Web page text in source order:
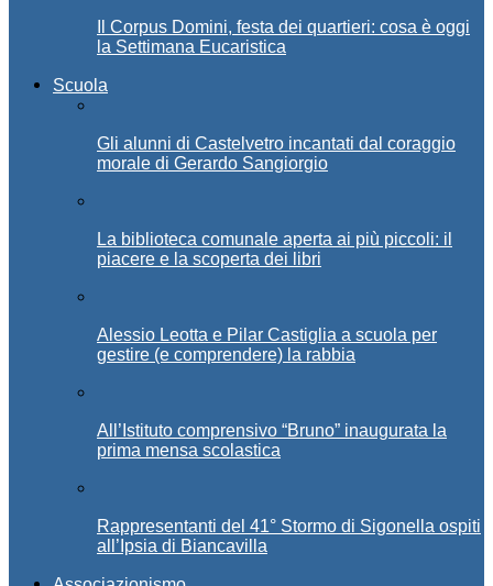
Il Corpus Domini, festa dei quartieri: cosa è oggi
la Settimana Eucaristica
Scuola
Gli alunni di Castelvetro incantati dal coraggio
morale di Gerardo Sangiorgio
La biblioteca comunale aperta ai più piccoli: il
piacere e la scoperta dei libri
Alessio Leotta e Pilar Castiglia a scuola per
gestire (e comprendere) la rabbia
All’Istituto comprensivo “Bruno” inaugurata la
prima mensa scolastica
Rappresentanti del 41° Stormo di Sigonella ospiti
all’Ipsia di Biancavilla